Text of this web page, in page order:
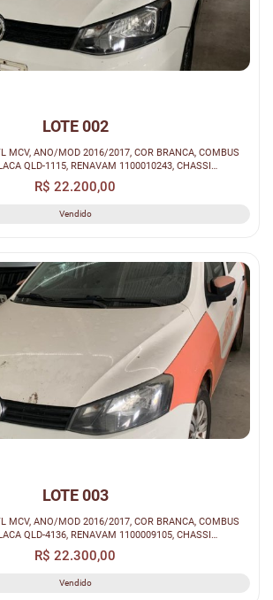
LOTE 002
QLD-1115, RENAVAM 1100010243, CHASSI
9BWAG45U4HP047351...
R$ 22.200,00
Vendido
LOTE 003
QLD-4136, RENAVAM 1100009105, CHASSI
9BWAG45UXHP050870...
R$ 22.300,00
Vendido